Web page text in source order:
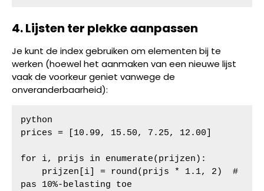
4. Lijsten ter plekke aanpassen
Je kunt de index gebruiken om elementen bij te
werken (hoewel het aanmaken van een nieuwe lijst
vaak de voorkeur geniet vanwege de
onveranderbaarheid):
python
prices = [10.99, 15.50, 7.25, 12.00]
for i, prijs in enumerate(prijzen):
pas 10%-belasting toe